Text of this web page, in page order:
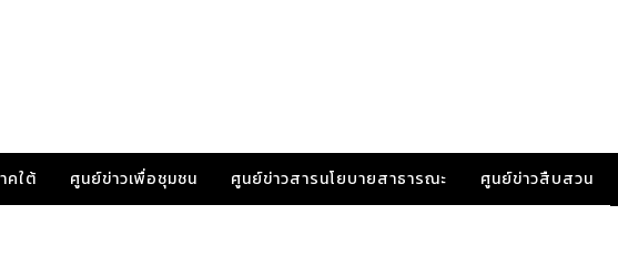
คใต้ ศูนย์ข่าวเพื่อชุมชน ศูนย์ข่าวสารนโยบายสาธารณะ ศูนย์ข่าวสืบสวน